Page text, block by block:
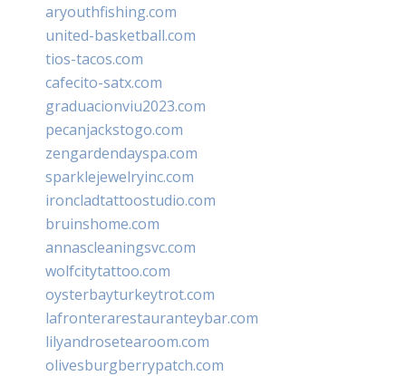
aryouthfishing.com
united-basketball.com
tios-tacos.com
cafecito-satx.com
graduacionviu2023.com
pecanjackstogo.com
zengardendayspa.com
sparklejewelryinc.com
ironcladtattoostudio.com
bruinshome.com
annascleaningsvc.com
wolfcitytattoo.com
oysterbayturkeytrot.com
lafronterarestauranteybar.com
lilyandrosetearoom.com
olivesburgberrypatch.com